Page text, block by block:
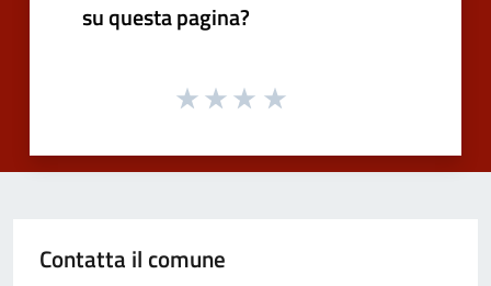
su questa pagina?
Contatta il comune